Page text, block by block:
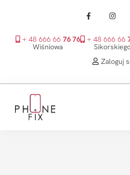
+ 48 666 66 76 76
Wiśniowa
+ 48 666 66
Zaloguj
głównego